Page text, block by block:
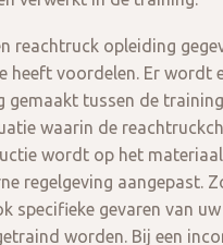
reachtruck opleiding
heeft voordelen. Er wordt
gemaakt tussen de
waarin de
wordt op het
regelgeving aangepast.
specifieke gevaren van
worden. Bij een